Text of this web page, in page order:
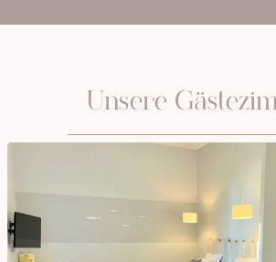
Unsere